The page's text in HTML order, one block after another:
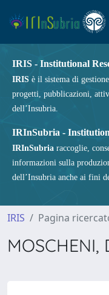
IRIS - Institutional
IRIS è il sistema di
progetti, pubblicazioni,
dell’Insubria.
IRInSubria -
IRInSubria raccoglie,
informazioni sulla
dell’Insubria anche ai fini
IRIS Pagina
MOSCHENI,